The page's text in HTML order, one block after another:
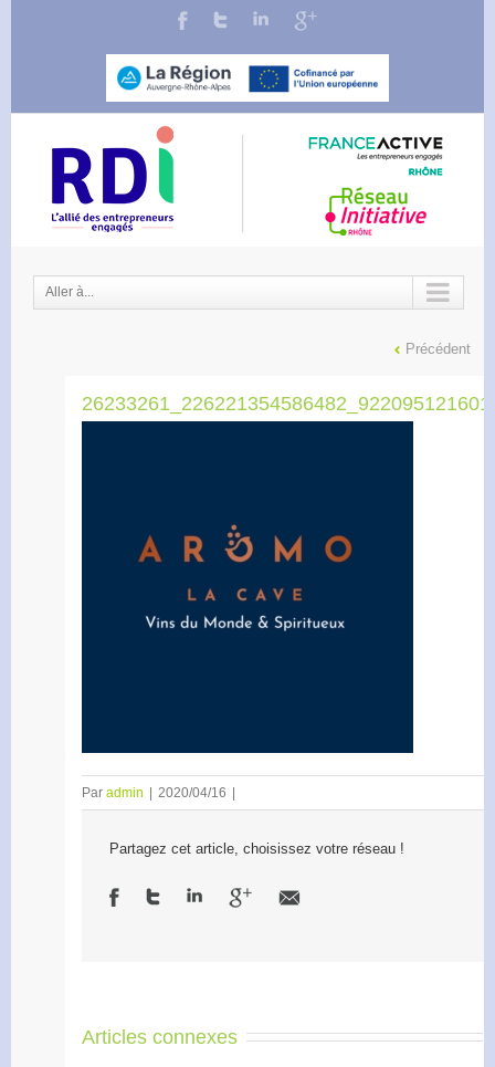
Aller à...
Précédent
Par admin 2020/04/16
Partagez cet article, choisissez votre réseau !
Articles connexes